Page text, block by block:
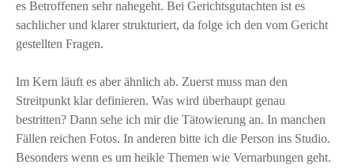
es Betroffenen sehr nahegeht. Bei Gerichtsgutachten ist es
sachlicher und klarer strukturiert, da folge ich den vom Gericht
gestellten Fragen.
Im Kern läuft es aber ähnlich ab. Zuerst muss man den
Streitpunkt klar definieren. Was wird überhaupt genau
bestritten? Dann sehe ich mir die Tätowierung an. In manchen
Fällen reichen Fotos. In anderen bitte ich die Person ins Studio.
Besonders wenn es um heikle Themen wie Vernarbungen geht.